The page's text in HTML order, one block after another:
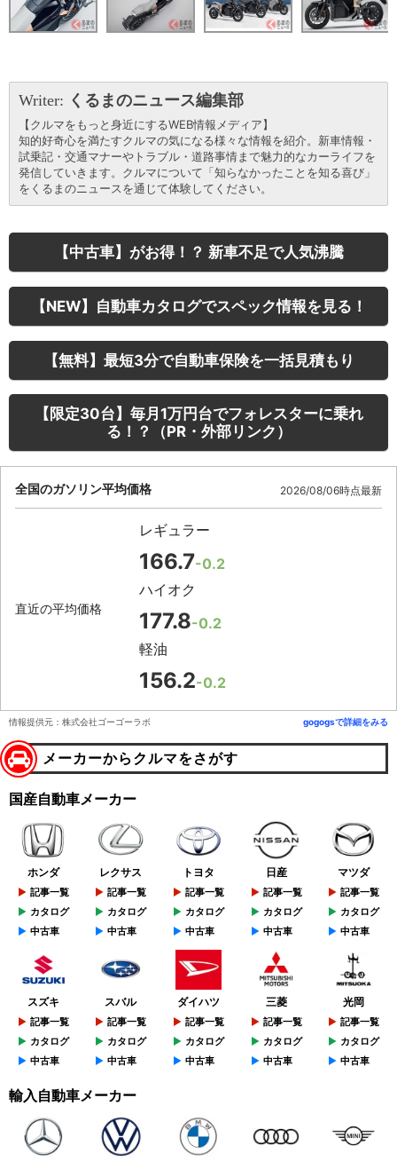
Writer: くるまのニュース編集部
【クルマをもっと身近にするWEB情報メディア】
知的好奇心を満たすクルマの気になる様々な情報を紹介。新車情報・
試乗記・交通マナーやトラブル・道路事情まで魅力的なカーライフを
発信していきます。クルマについて「知らなかったことを知る喜び」
をくるまのニュースを通じて体験してください。
【中古車】がお得！？ 新車不足で人気沸騰
【NEW】自動車カタログでスペック情報を見る！
【無料】最短3分で自動車保険を一括見積もり
【限定30台】毎月1万円台でフォレスターに乗れ
る！？（PR・外部リンク）
全国のガソリン平均価格 2026/08/06時点最新
直近の平均価格
レギュラー
166.7-0.2
ハイオク
177.8-0.2
軽油
156.2-0.2
情報提供元：株式会社ゴーゴーラボ gogogsで詳細をみる
メーカーからクルマをさがす
国産自動車メーカー
ホンダ
記事一覧
カタログ
中古車
レクサス
記事一覧
カタログ
中古車
トヨタ
記事一覧
カタログ
中古車
日産
記事一覧
カタログ
中古車
マツダ
記事一覧
カタログ
中古車
スズキ
記事一覧
カタログ
中古車
スバル
記事一覧
カタログ
中古車
ダイハツ
記事一覧
カタログ
中古車
三菱
記事一覧
カタログ
中古車
光岡
記事一覧
カタログ
中古車
輸入自動車メーカー